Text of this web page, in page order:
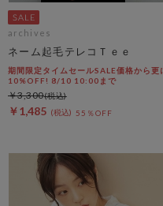
archives
ネーム起毛テレコＴｅｅ
期間限定タイムセールSALE価格から更
10%OFF! 8/10 10:00まで
￥1,485 55％OFF
￥3,300